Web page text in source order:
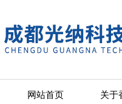
网站首页 关于